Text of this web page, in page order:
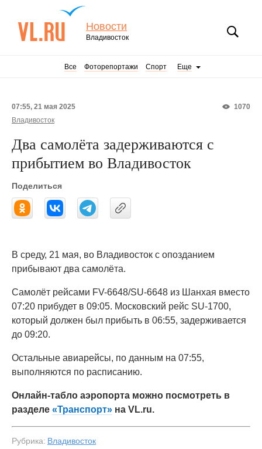
Новости
Владивосток
Все Фоторепортажи Спорт Еще
1070
07:55, 21 мая 2025
Владивосток
Два самолёта задерживаются с
прибытием во Владивосток
Поделиться
В среду, 21 мая, во Владивосток с опозданием
прибывают два самолёта.
Самолёт рейсами FV-6648/SU-6648 из Шанхая вместо
07:20 прибудет в 09:05. Московский рейс SU-1700,
который должен был прибыть в 06:55, задерживается
до 09:20.
Остальные авиарейсы, по данным на 07:55,
выполняются по расписанию.
Онлайн-табло аэропорта можно посмотреть в
разделе «Транспорт» на VL.ru.
Рубрика: Владивосток